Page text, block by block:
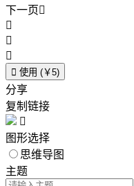
下一页



 使用 (￥5)
分享
复制链接

图形选择
思维导图
主题